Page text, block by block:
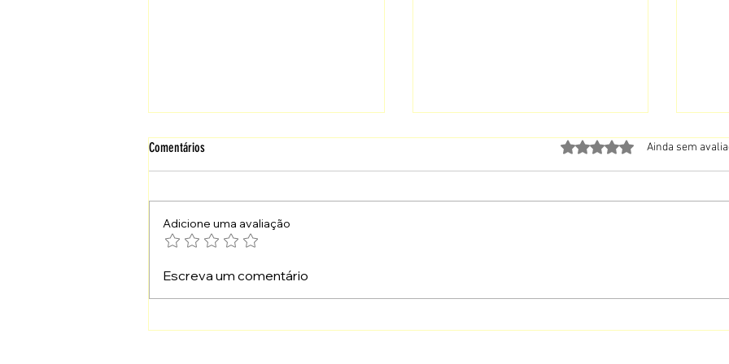
Quando o Não de Deus Também É Santo
Comentários Avaliado com 0 de 5
Ainda sem
Adicione uma avaliação
Escreva um comentário